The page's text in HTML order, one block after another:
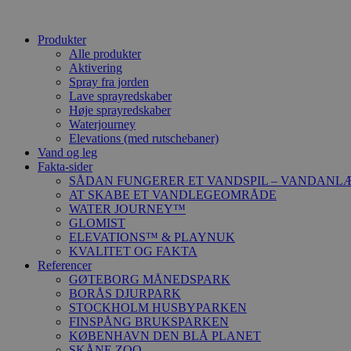
Produkter
Alle produkter
Aktivering
Spray fra jorden
Lave sprayredskaber
Høje sprayredskaber
Waterjourney
Elevations (med rutschebaner)
Vand og leg
Fakta-sider
SÅDAN FUNGERER ET VANDSPIL –
AT SKABE ET VANDLEGEOMRÅDE
WATER JOURNEY™
GLOMIST
ELEVATIONS™ & PLAYNUK
KVALITET OG FAKTA
Referencer
GØTEBORG MÅNEDSPARK
BORÅS DJURPARK
STOCKHOLM HUSBYPARKEN
FINSPÅNG BRUKSPARKEN
KØBENHAVN DEN BLÅ PLANET